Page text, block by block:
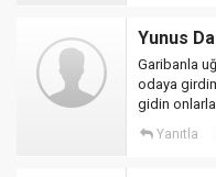
Yunus
Garibanla
odaya
gidin onlarla
Yanıtla